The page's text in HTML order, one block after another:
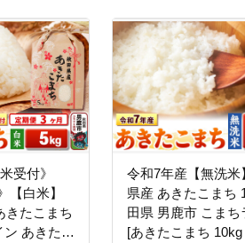
受付》
【白米】
きたこまち
あきたこ
令和7年産【無洗米
県産 あきたこまち
田県 男鹿市 こまち
[あきたこまち